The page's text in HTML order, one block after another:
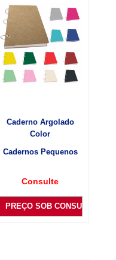
Caderno Argolado
Color
Cadernos Pequenos
Consulte
PREÇO SOB CONSULTA